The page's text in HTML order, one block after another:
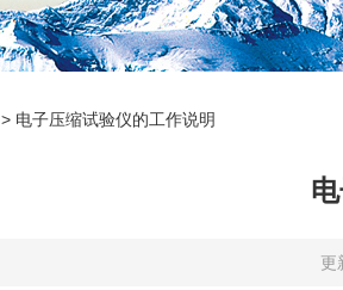
> 电子压缩试验仪的工作说明
更